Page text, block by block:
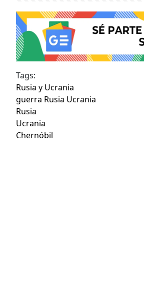
Tags:
Rusia y Ucrania
guerra Rusia Ucrania
Rusia
Ucrania
Chernóbil